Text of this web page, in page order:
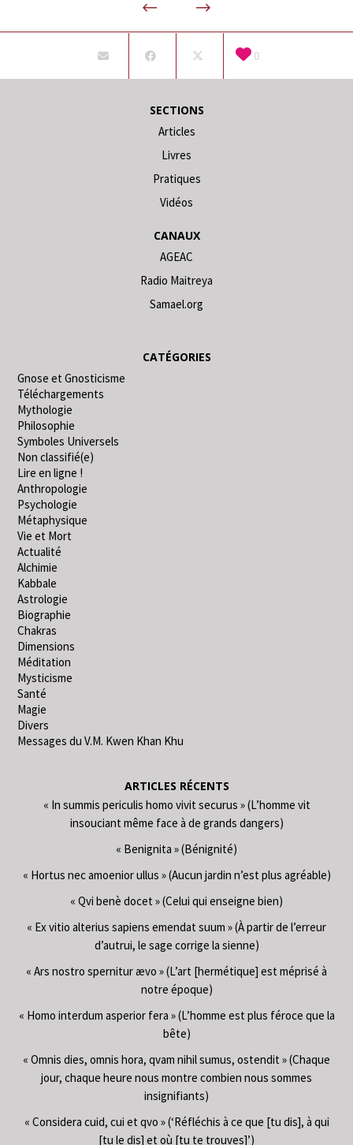
0
SECTIONS
Articles
Livres
Pratiques
Vidéos
CANAUX
AGEAC
Radio Maitreya
Samael.org
CATÉGORIES
Gnose et Gnosticisme
Téléchargements
Mythologie
Philosophie
Symboles Universels
Non classifié(e)
Lire en ligne !
Anthropologie
Psychologie
Métaphysique
Vie et Mort
Actualité
Alchimie
Kabbale
Astrologie
Biographie
Chakras
Dimensions
Méditation
Mysticisme
Santé
Magie
Divers
Messages du V.M. Kwen Khan Khu
ARTICLES RÉCENTS
« In summis periculis homo vivit securus » (L’homme vit
insouciant même face à de grands dangers)
« Benignita » (Bénignité)
« Hortus nec amoenior ullus » (Aucun jardin n’est plus agréable)
« Qvi benè docet » (Celui qui enseigne bien)
« Ex vitio alterius sapiens emendat suum » (À partir de l’erreur
d’autrui, le sage corrige la sienne)
« Ars nostro spernitur ævo » (L’art [hermétique] est méprisé à
notre époque)
« Homo interdum asperior fera » (L’homme est plus féroce que la
bête)
« Omnis dies, omnis hora, qvam nihil sumus, ostendit » (Chaque
jour, chaque heure nous montre combien nous sommes
insignifiants)
« Considera cuid, cui et qvo » (‘Réfléchis à ce que [tu dis], à qui
[tu le dis] et où [tu te trouves]’)